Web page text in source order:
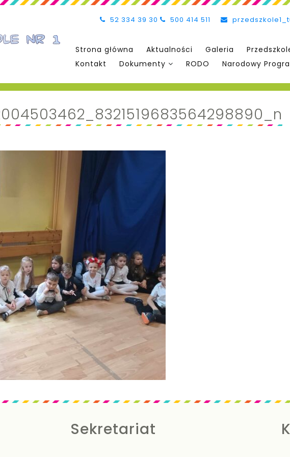
52 334 39 30 500 414 511
Strona główna Aktualności Galeria
Kontakt
Dokumenty RODO Narodowy
Sekretariat